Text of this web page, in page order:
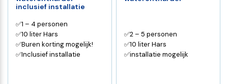
inclusief installatie
✅1 – 4 personen
✅10 liter Hars
✅Buren korting mogelijk!
✅Inclusief installatie
✅2 – 5 personen
✅10 liter Hars
✅installatie mogelijk